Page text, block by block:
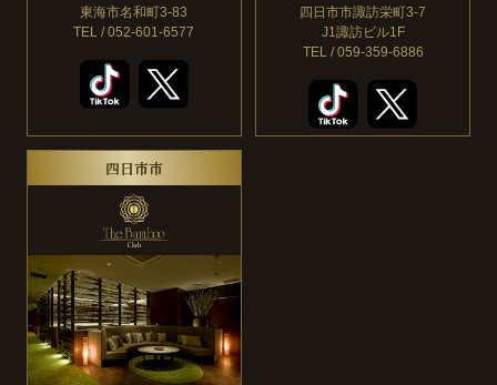
東海市名和町3-83
TEL / 052-601-6577
四日市市諏訪栄町3-7
J1諏訪ビル1F
TEL / 059-359-6886
四日市市